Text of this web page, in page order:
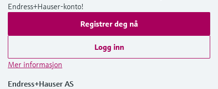
Endress+Hauser-konto!
Registrer deg nå
Logg inn
Mer informasjon
Endress+Hauser AS